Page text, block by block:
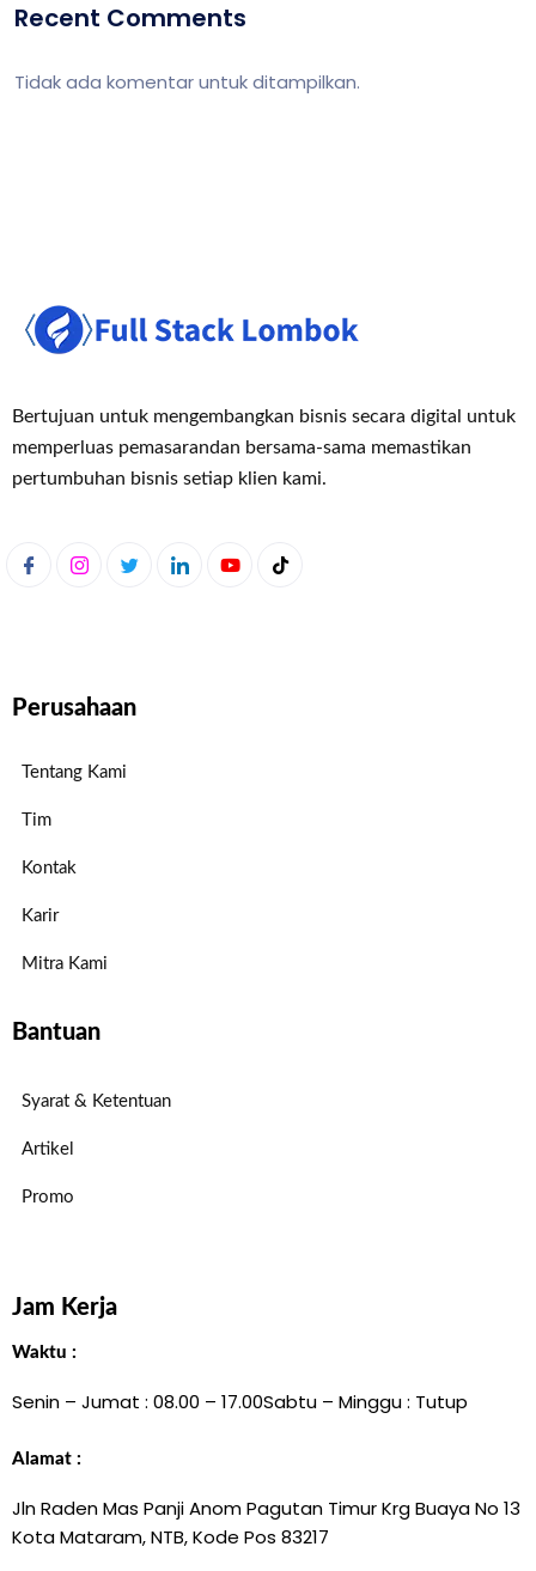
Recent Comments
Tidak ada komentar untuk ditampilkan.
Bertujuan untuk mengembangkan bisnis secara digital untuk
memperluas pemasarandan bersama-sama memastikan
pertumbuhan bisnis setiap klien kami.
Perusahaan
Tentang Kami
Tim
Kontak
Karir
Mitra Kami
Bantuan
Syarat & Ketentuan
Artikel
Promo
Jam Kerja
Waktu :
Senin – Jumat : 08.00 – 17.00Sabtu – Minggu : Tutup
Alamat :
Jln Raden Mas Panji Anom Pagutan Timur Krg Buaya No 13
Kota Mataram, NTB, Kode Pos 83217